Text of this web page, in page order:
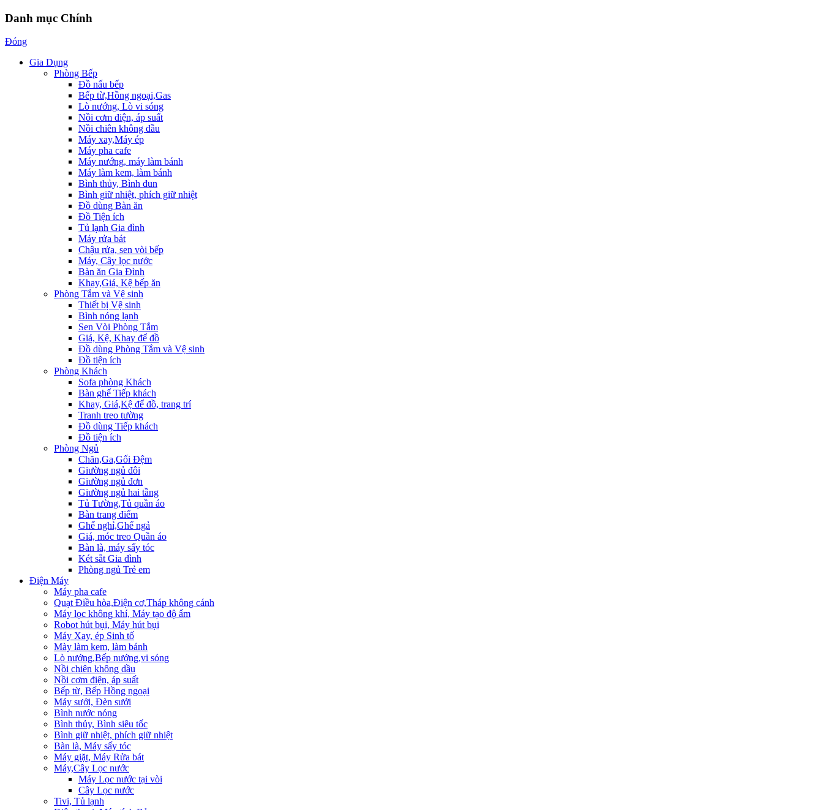
Danh mục Chính
Đóng
Gia Dụng
Phòng Bếp
Đồ nấu bếp
Bếp từ,Hồng ngoại,Gas
Lò nướng, Lò vi sóng
Nồi cơm điện, áp suất
Nồi chiên không dầu
Máy xay,Máy ép
Máy pha cafe
Máy nướng, máy làm bánh
Máy làm kem, làm bánh
Bình thủy, Bình đun
Bình giữ nhiệt, phích giữ nhiệt
Đồ dùng Bàn ăn
Đồ Tiện ích
Tủ lạnh Gia đình
Máy rửa bát
Chậu rửa, sen vòi bếp
Máy, Cây lọc nước
Bàn ăn Gia Đình
Khay,Giá, Kệ bếp ăn
Phòng Tắm và Vệ sinh
Thiết bị Vệ sinh
Bình nóng lạnh
Sen Vòi Phòng Tắm
Giá, Kệ, Khay để đồ
Đồ dùng Phòng Tắm và Vệ sinh
Đồ tiện ích
Phòng Khách
Sofa phòng Khách
Bàn ghế Tiếp khách
Khay, Giá,Kệ để đồ, trang trí
Tranh treo tường
Đồ dùng Tiếp khách
Đồ tiện ích
Phòng Ngủ
Chăn,Ga,Gối Đệm
Giường ngủ đôi
Giường ngủ đơn
Giường ngủ hai tầng
Tủ Tường,Tủ quần áo
Bàn trang điểm
Ghế nghỉ,Ghế ngả
Giá, móc treo Quần áo
Bàn là, máy sấy tóc
Két sắt Gia đình
Phòng ngủ Trẻ em
Điện Máy
Máy pha cafe
Quạt Điều hòa,Điện cơ,Tháp không cánh
Máy lọc không khí, Máy tạo độ ẩm
Robot hút bụi, Máy hút bụi
Máy Xay, ép Sinh tố
Mày làm kem, làm bánh
Lò nướng,Bếp nướng,vi sóng
Nồi chiên không dầu
Nồi cơm điện, áp suất
Bếp từ, Bếp Hồng ngoại
Máy sưởi, Đèn sưởi
Bình nước nóng
Bình thủy, Bình siêu tốc
Bình giữ nhiệt, phích giữ nhiệt
Bàn là, Máy sấy tóc
Máy giặt, Máy Rửa bát
Máy,Cây Lọc nước
Máy Lọc nước tại vòi
Cây Lọc nước
Tivi, Tủ lạnh